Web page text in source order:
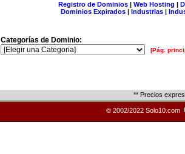
Registro de Dominios| Web Hosting |
Dominios Expirados | Industrias |
Categorías de Dominio:
[Pág.
** Precios
© 2002/2022 Solo10.com